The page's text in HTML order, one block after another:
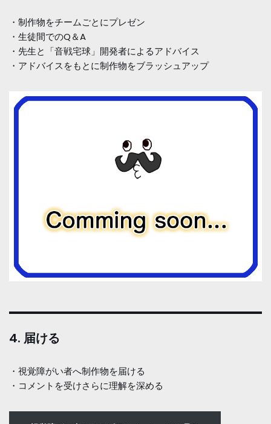
・制作物をチームごとにプレゼン
・生徒間でのQ＆A
・先生と「音戦宅球」開発者によるアドバイス
・アドバイスをもとに制作物をブラッシュアップ
4. 届ける
・視覚障がい者へ制作物を届ける
・コメントを受けさらに理解を深める